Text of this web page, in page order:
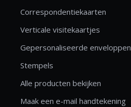
Correspondentiekaarten
Verticale visitekaartjes
Gepersonaliseerde enveloppen
Stempels
Alle producten bekijken
Maak een e-mail handtekening